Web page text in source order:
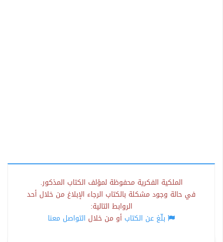
الملكية الفكرية محفوظة لمؤلف الكتاب المذكور.
في حالة وجود مشكلة بالكتاب الرجاء الإبلاغ من خلال أحد
الروابط التالية:
بلّغ عن الكتاب أو من خلال التواصل معنا